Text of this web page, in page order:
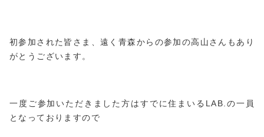
初参加された皆さま、遠く青森からの参加の高山さんもあり
がとうございます。
一度ご参加いただきました方はすでに住まいるLAB.の一員
となっておりますので